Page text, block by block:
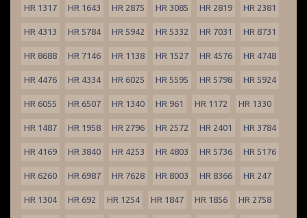
HR 1317 HR 1643 HR 2875 HR 3085 HR 2819 HR 2381
HR 4313 HR 5784 HR 5942 HR 5332 HR 7031 HR 8731
HR 8688 HR 7146 HR 1138 HR 1527 HR 4576 HR 4748
HR 4476 HR 4334 HR 6025 HR 5595 HR 5798 HR 5924
HR 6055 HR 6507 HR 1340 HR 961 HR 1172 HR 1330
HR 1487 HR 1958 HR 2796 HR 2572 HR 2401 HR 3784
HR 4169 HR 3840 HR 4253 HR 4803 HR 5736 HR 5176
HR 6260 HR 6987 HR 7628 HR 8003 HR 8366 HR 247
HR 1304 HR 692 HR 1254 HR 1847 HR 1856 HR 2758